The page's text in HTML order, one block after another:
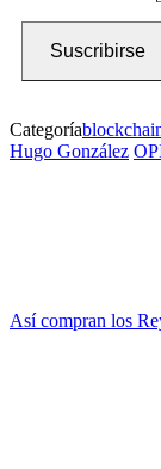
Suscribirse
Categoría
Hugo González
Así compran los